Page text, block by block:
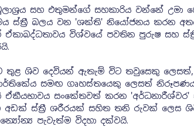
සහ එතුමන්ගේ සහකාරිය වන්නේ උමා
ස්ත්‍රී බලය වන 'ශක්ති' නියෝජනය කරන
ඒකාබද්ධතාවය විශ්වයේ පවතින පුරුෂ සහ
තුළ ශිව දෙවියන් ඇතැම් විට තවුසෙකු
සමඟ ගෘහස්තයෙකු ලෙසත්
සංකේතවත් කරන
අඩක් ස්ත්‍රී ශරීරයක් සහිත තනි රුවක් ලෙස
පැවැත්ම විදහා දක්වයි.